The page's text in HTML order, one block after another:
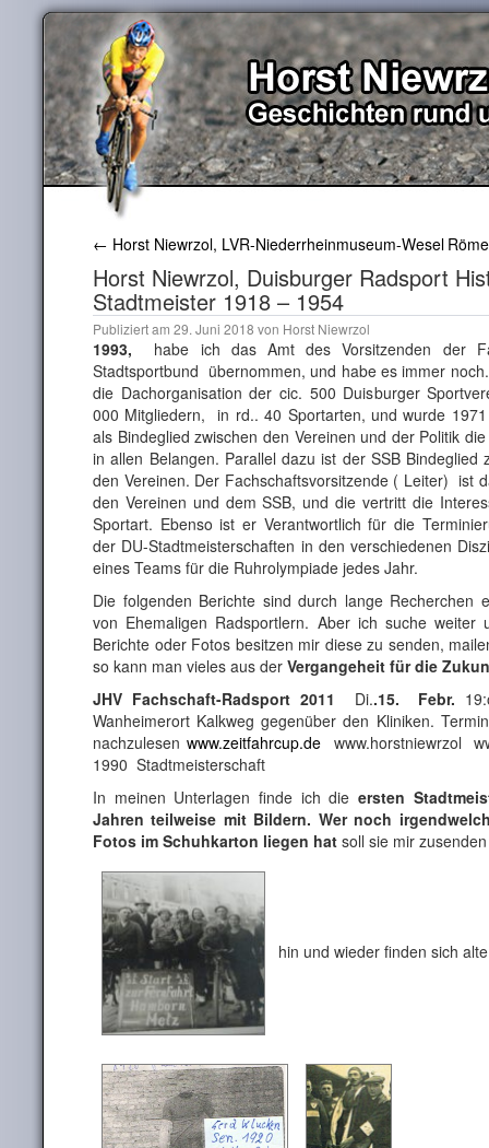
← Horst Niewrzol, LVR-Niederrheinmuseum-Wesel
Horst Niewrzol, Duisburger Radsport
Stadtmeister 1918 – 1954
Publiziert am 29. Juni 2018 von Horst Niewrzol
1993, habe ich das Amt des Vorsitzenden der
Stadtsportbund übernommen, und habe es immer
die Dachorganisation der cic. 500 Duisburger
000 Mitgliedern, in rd.. 40 Sportarten, und wurde
als Bindeglied zwischen den Vereinen und der Politik
in allen Belangen. Parallel dazu ist der SSB Bindeglied
den Vereinen. Der Fachschaftsvorsitzende ( Leiter) ist
den Vereinen und dem SSB, und die vertritt die
Sportart. Ebenso ist er Verantwortlich für die
der DU-Stadtmeisterschaften in den verschiedenen
eines Teams für die Ruhrolympiade jedes Jahr.
Die folgenden Berichte sind durch lange Recherchen
von Ehemaligen Radsportlern. Aber ich suche
Berichte oder Fotos besitzen mir diese zu senden,
so kann man vieles aus der Vergangeheit für die
JHV Fachschaft-Radsport 2011 Di..15. Febr.
Wanheimerort Kalkweg gegenüber den Kliniken.
nachzulesen www.zeitfahrcup.dewww.horstniewrzol
1990 Stadtmeisterschaft
In meinen Unterlagen finde ich dieersten
Jahren teilweise mit Bildern. Wer noch
Fotos im Schuhkarton liegen hat soll sie mir
hin und wieder finden sich